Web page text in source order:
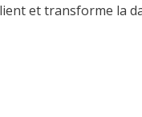
et transforme la